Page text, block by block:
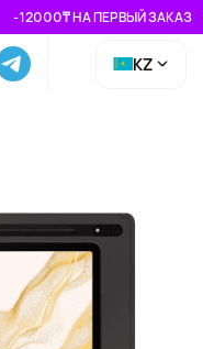
-12000₸ НА ПЕРВЫЙ ЗАКАЗ
KZ